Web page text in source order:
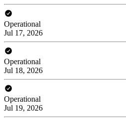
Operational
Jul 17, 2026
Operational
Jul 18, 2026
Operational
Jul 19, 2026